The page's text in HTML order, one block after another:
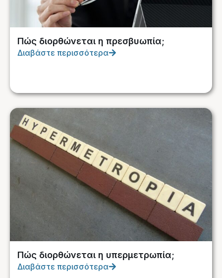
Πώς διορθώνεται η πρεσβυωπία;
Διαβάστε περισσότερα
Πώς διορθώνεται η υπερμετρωπία;
Διαβάστε περισσότερα